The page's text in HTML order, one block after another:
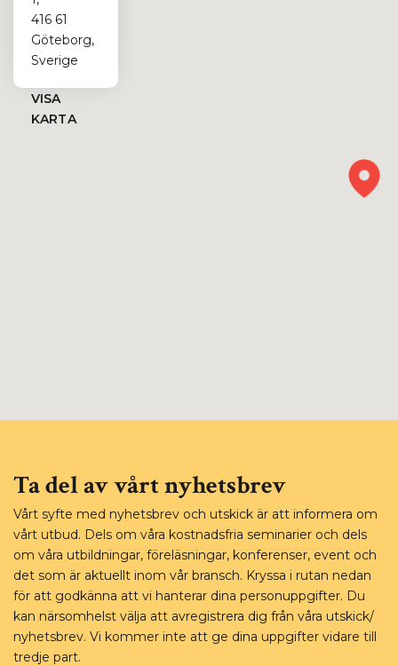
416 61
Göteborg,
Sverige
VISA
KARTA
Ta del av vårt nyhetsbrev
Vårt syfte med nyhetsbrev och utskick är att informera om
vårt utbud. Dels om våra kostnadsfria seminarier och dels
om våra utbildningar, föreläsningar, konferenser, event och
det som är aktuellt inom vår bransch. Kryssa i rutan nedan
för att godkänna att vi hanterar dina personuppgifter. Du
kan närsomhelst välja att avregistrera dig från våra utskick/
nyhetsbrev. Vi kommer inte att ge dina uppgifter vidare till
tredje part.